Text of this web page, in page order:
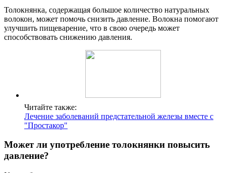
Толокнянка, содержащая большое количество натуральных
волокон, может помочь снизить давление. Волокна помогают
улучшить пищеварение, что в свою очередь может
способствовать снижению давления.
Читайте также:
Лечение заболеваний предстательной железы вместе с
"Простакор"
Может ли употребление толокнянки повысить
давление?